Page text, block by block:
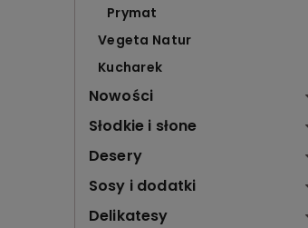
Prymat
Vegeta Natur
Kucharek
Nowości
Słodkie i słone
Desery
Sosy i dodatki
Delikatesy